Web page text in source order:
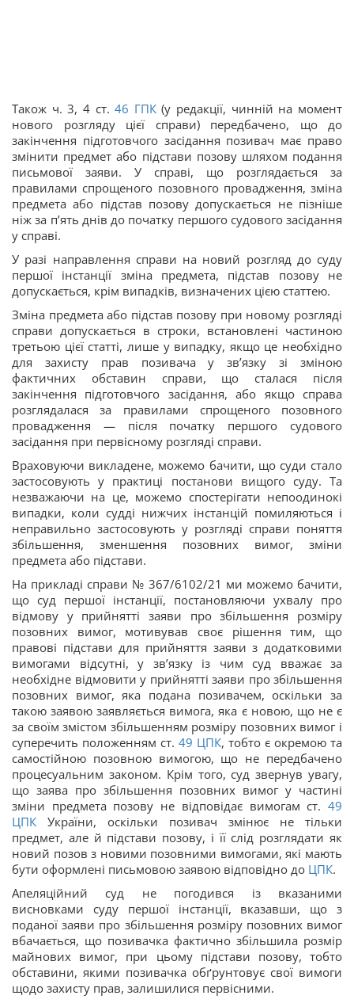
Також ч. 3, 4 ст. 46 ГПК(у редакції, чинній на момент
нового розгляду цієї справи) передбачено, що до
закінчення підготовчого засідання позивач має право
змінити предмет або підстави позову шляхом подання
письмової заяви. У справі, що розглядається за
правилами спрощеного позовного провадження, зміна
предмета або підстав позову допускається не пізніше
ніж за п’ять днів до початку першого судового засідання
у справі.
У разі направлення справи на новий розгляд до суду
першої інстанції зміна предмета, підстав позову не
допускається, крім випадків, визначених цією статтею.
Зміна предмета або підстав позову при новому розгляді
справи допускається в строки, встановлені частиною
третьою цієї статті, лише у випадку, якщо це необхідно
для захисту прав позивача у зв’язку зі зміною
фактичних обставин справи, що сталася після
закінчення підготовчого засідання, або якщо справа
розглядалася за правилами спрощеного позовного
провадження — після початку першого судового
засідання при первісному розгляді справи.
Враховуючи викладене, можемо бачити, що суди стало
застосовують у практиці постанови вищого суду. Та
незважаючи на це, можемо спостерігати непоодинокі
випадки, коли судді нижчих інстанцій помиляються і
неправильно застосовують у розгляді справи поняття
збільшення, зменшення позовних вимог, зміни
предмета або підстави.
На прикладі справи № 367/6102/21 ми можемо бачити,
що суд першої інстанції, постановляючи ухвалу про
відмову у прийнятті заяви про збільшення розміру
позовних вимог, мотивував своє рішення тим, що
правові підстави для прийняття заяви з додатковими
вимогами відсутні, у зв’язку із чим суд вважає за
необхідне відмовити у прийнятті заяви про збільшення
позовних вимог, яка подана позивачем, оскільки за
такою заявою заявляється вимога, яка є новою, що не є
за своїм змістом збільшенням розміру позовних вимог і
суперечить положенням ст. 49 ЦПК, тобто є окремою та
самостійною позовною вимогою, що не передбачено
процесуальним законом. Крім того, суд звернув увагу,
що заява про збільшення позовних вимог у частині
зміни предмета позову не відповідає вимогам ст. 49
ЦПК України, оскільки позивач змінює не тільки
предмет, але й підстави позову, і її слід розглядати як
новий позов з новими позовними вимогами, які мають
бути оформлені письмовою заявою відповідно до ЦПК.
Апеляційний суд не погодився із вказаними
висновками суду першої інстанції, вказавши, що з
поданої заяви про збільшення розміру позовних вимог
вбачається, що позивачка фактично збільшила розмір
майнових вимог, при цьому підстави позову, тобто
обставини, якими позивачка обґрунтовує свої вимоги
щодо захисту прав, залишилися первісними.